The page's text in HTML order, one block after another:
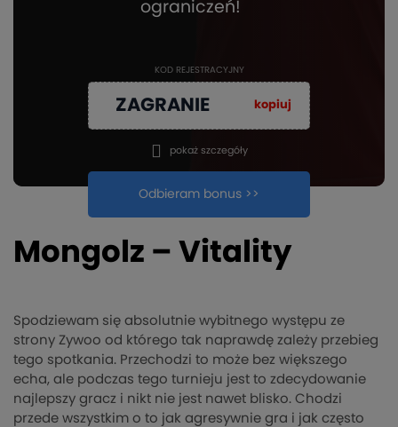
ograniczeń!
KOD REJESTRACYJNY
ZAGRANIE kopiuj
Odbieram bonus >>
pokaż szczegóły
Mongolz – Vitality
Spodziewam się absolutnie wybitnego występu ze
strony Zywoo od którego tak naprawdę zależy przebieg
tego spotkania. Przechodzi to może bez większego
echa, ale podczas tego turnieju jest to zdecydowanie
najlepszy gracz i nikt nie jest nawet blisko. Chodzi
przede wszystkim o to jak agresywnie gra i jak często